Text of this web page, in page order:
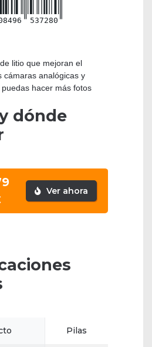
537280
litio que mejoran el
cámaras analógicas y
hacer más fotos
dónde
Ver ahora
Pilas